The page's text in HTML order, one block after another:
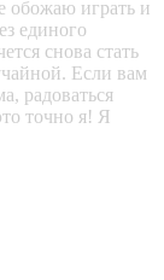
обожаю играть и
единого
снова стать
Если вам
радоваться
точно я! Я